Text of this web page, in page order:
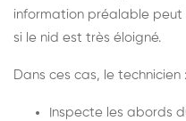
information préalable peut
si le nid est très éloigné.
Dans ces cas, le technicien :
Inspecte les abords